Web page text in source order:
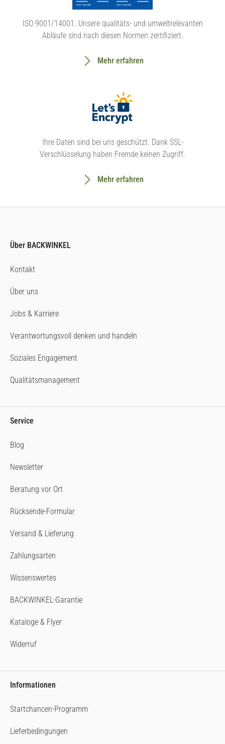
ISO 9001/14001. Unsere qualitäts- und umweltrelevanten
Abläufe sind nach diesen Normen zertifiziert.
Mehr erfahren
Ihre Daten sind bei uns geschützt. Dank SSL-
Verschlüsselung haben Fremde keinen Zugriff.
Mehr erfahren
Über BACKWINKEL
Kontakt
Über uns
Jobs & Karriere
Verantwortungsvoll denken und handeln
Soziales Engagement
Qualitätsmanagement
Service
Blog
Newsletter
Beratung vor Ort
Rücksende-Formular
Versand & Lieferung
Zahlungsarten
Wissenswertes
BACKWINKEL-Garantie
Kataloge & Flyer
Widerruf
Informationen
Startchancen-Programm
Lieferbedingungen